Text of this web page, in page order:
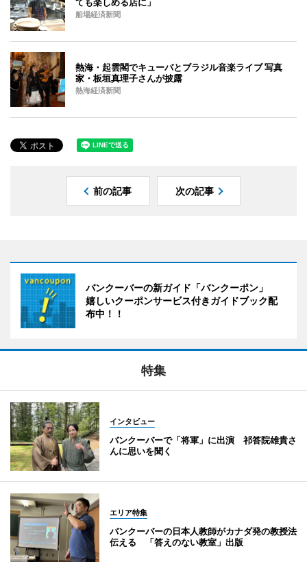
ても楽しめる店に」
船場経済新聞
熱海・起雲閣でキューバとブラジル音楽ライブ 写真
家・板垣真理子さんが披露
熱海経済新聞
前の記事 次の記事
バンクーバーの新ガイド「バンクーポン」
嬉しいクーポンサービス付きガイドブック配
布中！！
特集
インタビュー
バンクーバーで「将軍」に出演 祁答院雄貴さ
んに思いを聞く
エリア特集
バンクーバーの日本人教師がカナダ発の教授法
伝える 「答えのない教室」出版